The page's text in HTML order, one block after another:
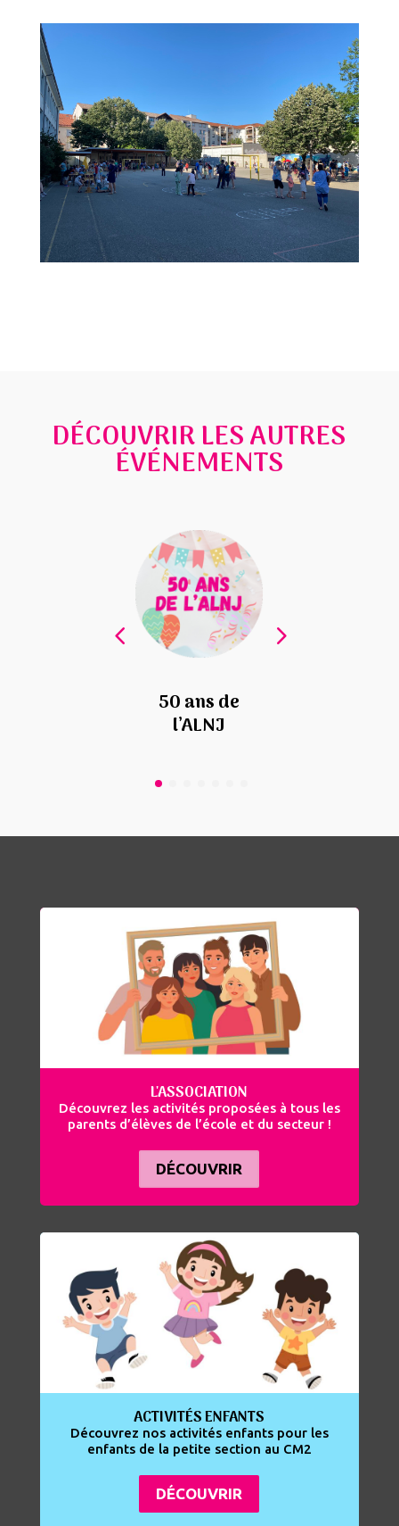
DÉCOUVRIR LES AUTRES
ÉVÉNEMENTS
50 ans de
l’ALNJ
L'ASSOCIATION
Découvrez les activités proposées à tous les
parents d’élèves de l’école et du secteur !
DÉCOUVRIR
ACTIVITÉS ENFANTS
Découvrez nos activités enfants pour les
enfants de la petite section au CM2
DÉCOUVRIR